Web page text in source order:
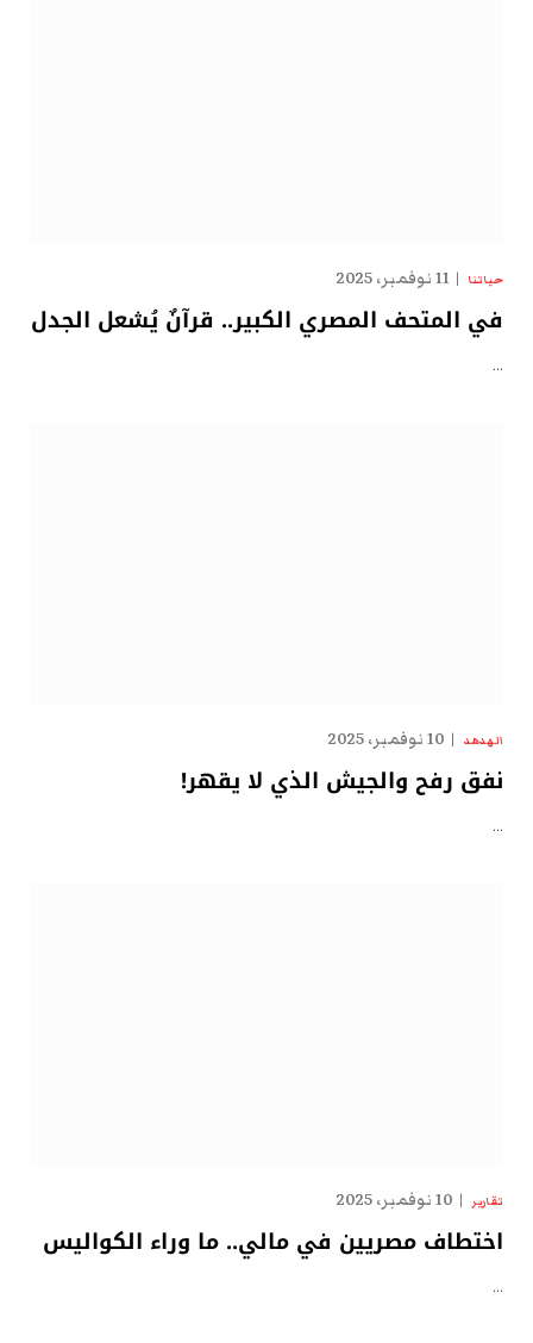
حياتنا 11 نوفمبر، 2025
في المتحف المصري الكبير.. قرآنٌ يُشعل الجدل
…
الهدهد 10 نوفمبر، 2025
نفق رفح والجيش الذي لا يقهر!
…
تقارير 10 نوفمبر، 2025
اختطاف مصريين في مالي.. ما وراء الكواليس
…